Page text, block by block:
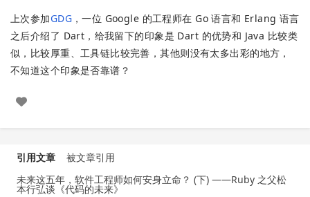
上次参加GDG，一位 Google 的工程师在 Go 语言和 Erlang 语言
之后介绍了 Dart，给我留下的印象是 Dart 的优势和 Java 比较类
似，比较厚重、工具链比较完善，其他则没有太多出彩的地方，
不知道这个印象是否靠谱？
引用文章
被文章引用
未来这五年，软件工程师如何安身立命？ (下) ——Ruby 之父松
本行弘谈《代码的未来》